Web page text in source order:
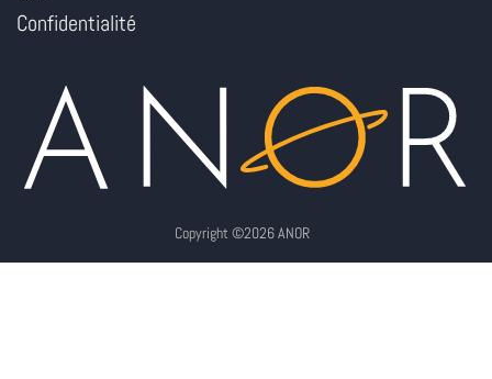
Confidentialité
Copyright ©2026 ANOR